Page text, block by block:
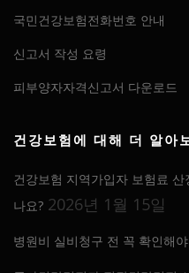
국민건강보험전화번호 안내
신고서 작성 요령
피부양자자격신고서 다운로드
건강보험에 대해 더 알아
건강보험 지역가입자 보험료
나요? 2026년 1월 15일
병원비 실비청구 전 꼭 확인해